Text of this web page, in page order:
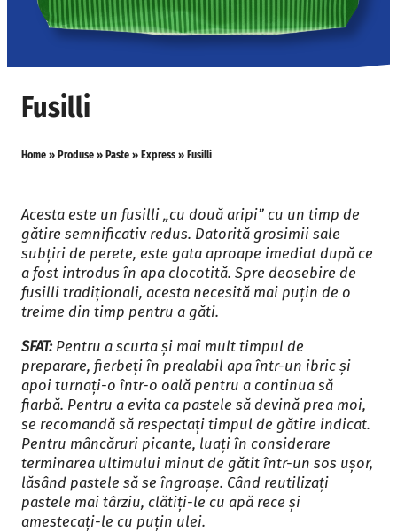
Fusilli
Home » Produse » Paste » Express » Fusilli
Acesta este un fusilli „cu două aripi” cu un timp de
gătire semnificativ redus. Datorită grosimii sale
subțiri de perete, este gata aproape imediat după ce
a fost introdus în apa clocotită. Spre deosebire de
fusilli tradiționali, acesta necesită mai puțin de o
treime din timp pentru a găti.
SFAT:Pentru a scurta și mai mult timpul de
preparare, fierbeți în prealabil apa într-un ibric și
apoi turnați-o într-o oală pentru a continua să
fiarbă. Pentru a evita ca pastele să devină prea moi,
se recomandă să respectați timpul de gătire indicat.
Pentru mâncăruri picante, luați în considerare
terminarea ultimului minut de gătit într-un sos ușor,
lăsând pastele să se îngroașe. Când reutilizați
pastele mai târziu, clătiți-le cu apă rece și
amestecați-le cu puțin ulei.